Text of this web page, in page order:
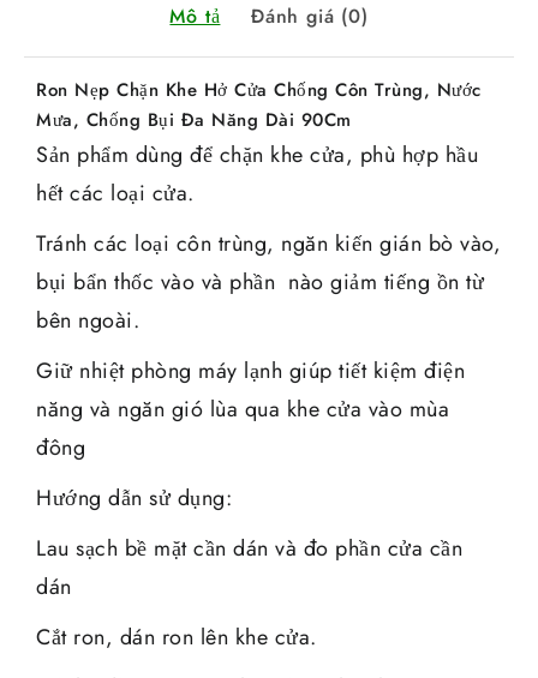
Mô tả Đánh giá (0)
Ron Nẹp Chặn Khe Hở Cửa Chống Côn Trùng, Nước
Mưa, Chống Bụi Đa Năng Dài 90Cm
Sản phẩm dùng để chặn khe cửa, phù hợp hầu
hết các loại cửa.
Tránh các loại côn trùng, ngăn kiến gián bò vào,
bụi bẩn thốc vào và phần nào giảm tiếng ồn từ
bên ngoài.
Giữ nhiệt phòng máy lạnh giúp tiết kiệm điện
năng và ngăn gió lùa qua khe cửa vào mùa
đông
Hướng dẫn sử dụng:
Lau sạch bề mặt cần dán và đo phần cửa cần
dán
Cắt ron, dán ron lên khe cửa.